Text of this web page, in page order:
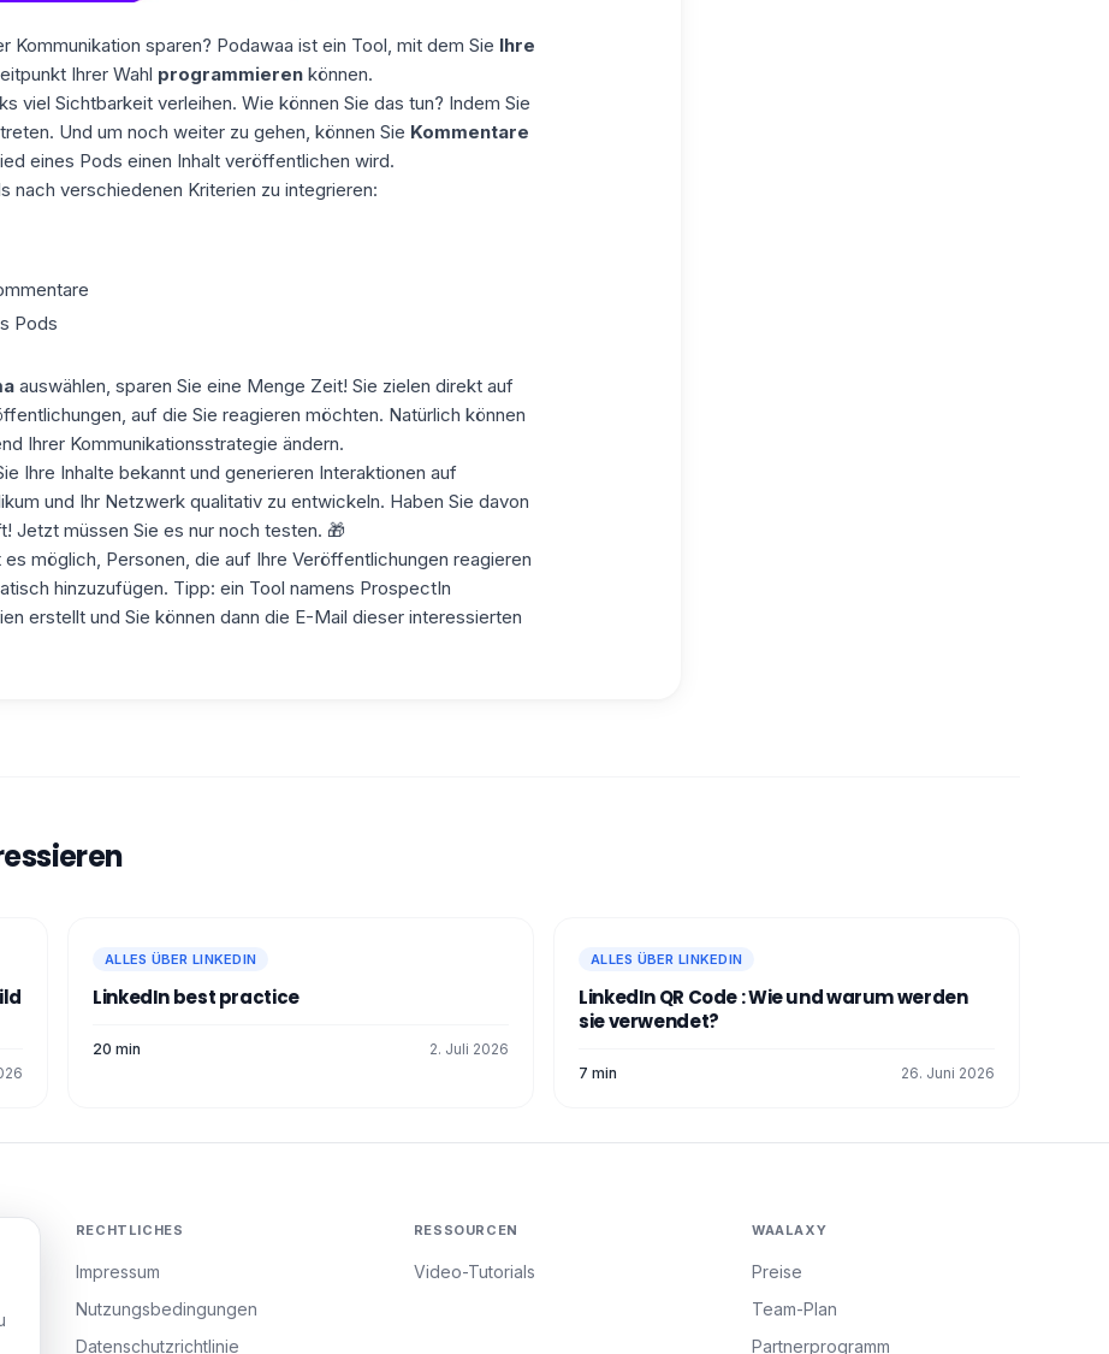
Kommunikation sparen? Podawaa ist ein Tool, mit dem Sie Ihre
Ihrer Wahl programmierenkönnen.
viel Sichtbarkeit verleihen. Wie können Sie das tun? Indem Sie
. Und um noch weiter zu gehen, können Sie Kommentare
eines Pods einen Inhalt veröffentlichen wird.
nach verschiedenen Kriterien zu integrieren:
Pods
auswählen, sparen Sie eine Menge Zeit! Sie zielen direkt auf
auf die Sie reagieren möchten. Natürlich können
Ihrer Kommunikationsstrategie ändern.
Ihre Inhalte bekannt und generieren Interaktionen auf
und Ihr Netzwerk qualitativ zu entwickeln. Haben Sie davon
Jetzt müssen Sie es nur noch testen. 🎁
möglich, Personen, die auf Ihre Veröffentlichungen reagieren
hinzuzufügen. Tipp: ein Tool namens ProspectIn
erstellt und Sie können dann die E-Mail dieser interessierten
ALLES ÜBER LINKEDIN
LinkedIn best practice
20 min 2. Juli 2026
ALLES ÜBER LINKEDIN
LinkedIn QR Code : Wie und warum werden
sie verwendet?
7 min 26. Juni 2026
RECHTLICHES
Impressum
Nutzungsbedingungen
Datenschutzrichtlinie
RESSOURCEN
Video-Tutorials
WAALAXY
Preise
Team-Plan
Partnerprogramm